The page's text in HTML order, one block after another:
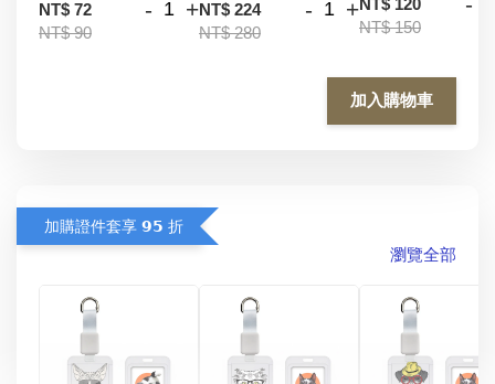
NT$ 72
NT$ 90
- +NT$ 224
NT$ 280
- +NT$ 120
NT$ 150
加入購物車
加購證件套享 𝟵𝟱 折
瀏覽全部